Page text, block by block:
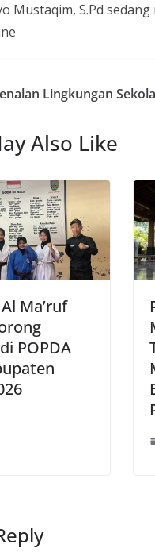
Mustaqim, S.Pd
Lingkungan
Also Like
Ma’ruf
POPDA